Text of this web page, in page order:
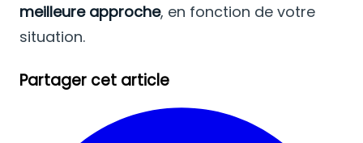
meilleure approche, en fonction de votre
situation.
Partager cet article